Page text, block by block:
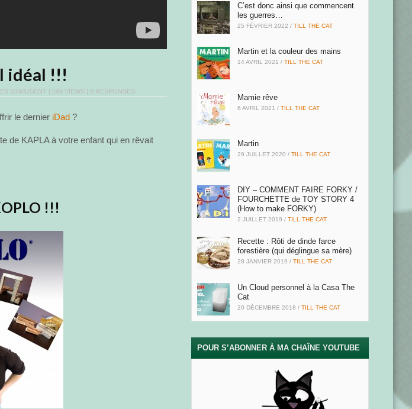
idéal !!!
S'AMUSENT | 599 VIEWS | 8 RESPONSES
le dernier iDad ?
de KAPLA à votre enfant qui en rêvait
!!!
C’est donc ainsi que commencent
les guerres…
25 FÉVRIER 2022 /TILL THE CAT
Martin et la couleur des mains
14 AVRIL 2021 /TILL THE CAT
Mamie rêve
6 AVRIL 2021 /TILL THE CAT
Martin
29 JUILLET 2020 /TILL THE CAT
DIY – COMMENT FAIRE FORKY /
FOURCHETTE de TOY STORY 4
(How to make FORKY)
2 JUILLET 2019 /TILL THE CAT
Recette : Rôti de dinde farce
forestière (qui déglingue sa mère)
28 JANVIER 2019 /TILL THE CAT
Un Cloud personnel à la Casa The
Cat
20 DÉCEMBRE 2018 /TILL THE CAT
POUR S’ABONNER À MA CHAÎNE YOUTUBE